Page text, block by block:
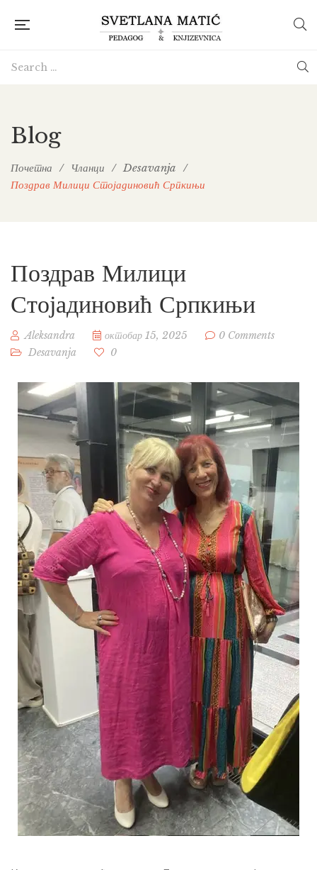
Blog
Почетна / Чланци / Desavanja /
Поздрав Милици Стојадиновић Српкињи
Поздрав Милици
Стојадиновић Српкињи
Aleksandra октобар 15, 2025
0 Comments
Desavanja
0